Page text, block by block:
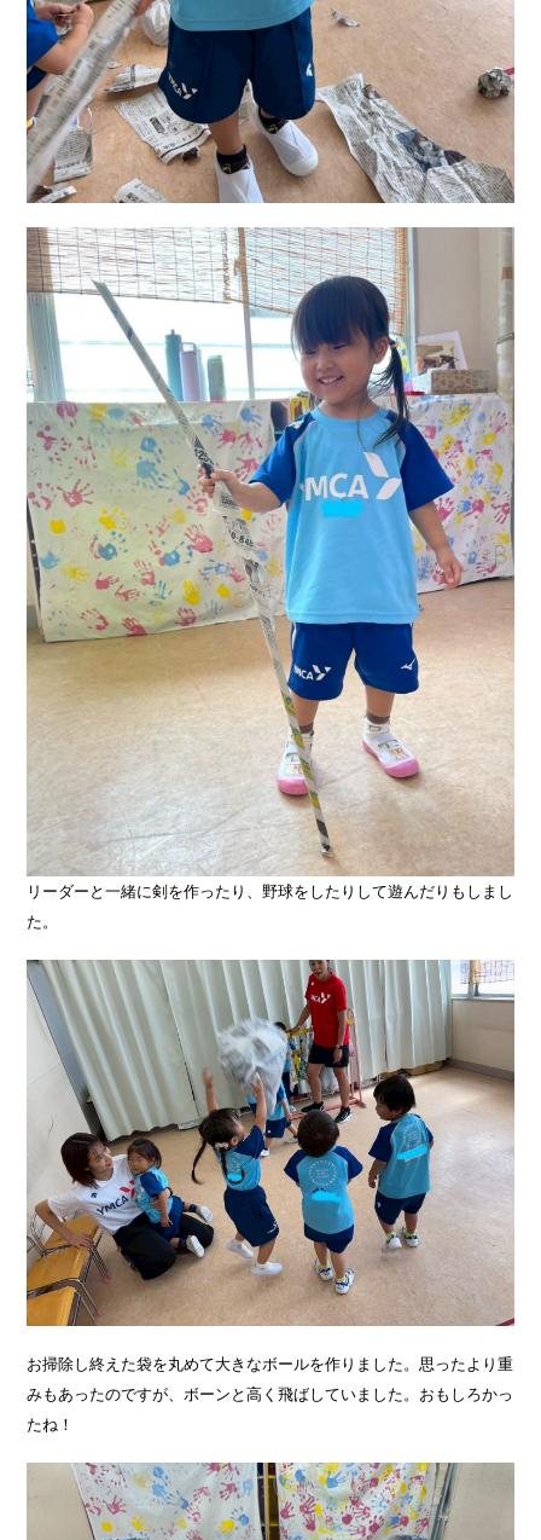
リーダーと一緒に剣を作ったり、野球をしたりして遊んだりもしまし
た。
お掃除し終えた袋を丸めて大きなボールを作りました。思ったより重
みもあったのですが、ボーンと高く飛ばしていました。おもしろかっ
たね！